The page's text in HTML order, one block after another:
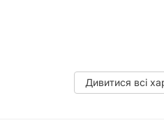
свою фантазію для
взаємодії, покращує настрій
з друзями або сімейних
Дивитися всі